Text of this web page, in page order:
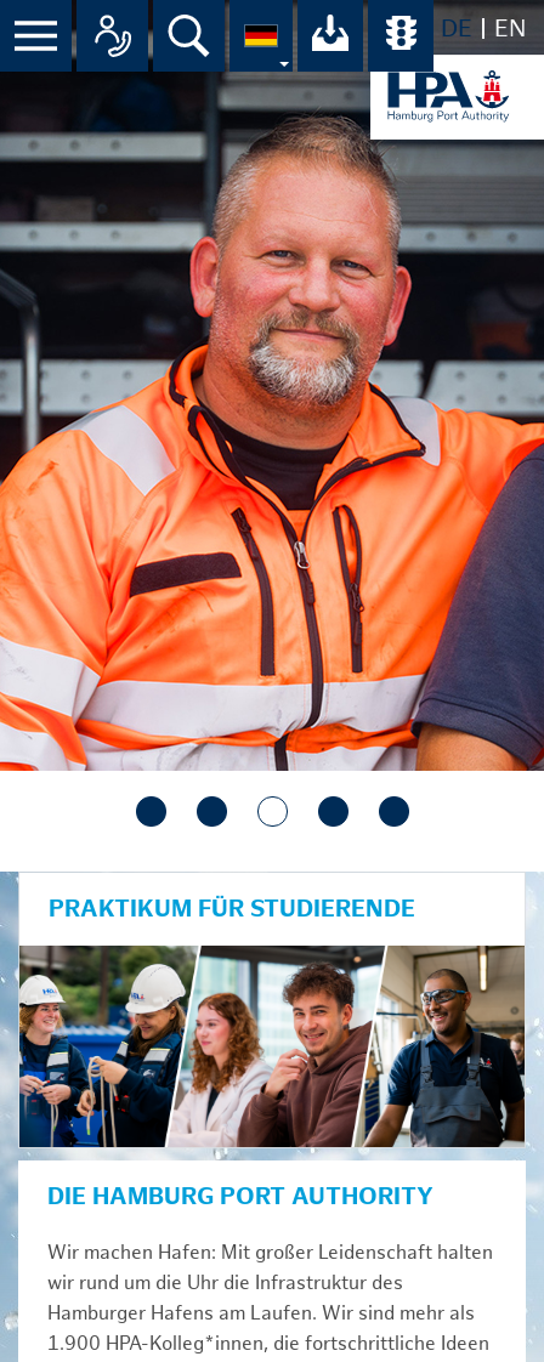
DE EN
Menü Alle Ansprechpartner im
Suche Ihr Download-
PRAKTIKUM FÜR STUDIERENDE
DIE HAMBURG PORT AUTHORITY
Wir machen Hafen: Mit großer Leidenschaft halten
wir rund um die Uhr die Infrastruktur des
Hamburger Hafens am Laufen. Wir sind mehr als
1.900 HPA-Kolleg*innen, die fortschrittliche Ideen